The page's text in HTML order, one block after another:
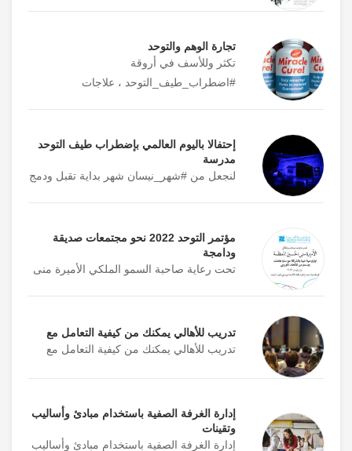
مستشفى جرش الحكومي
مركز الأمراض الصدرية –
مركز صحي شمال مادبا مادبا 8
العسكري
الكرك 9
مديرية الشؤون الصحية
مركز صحي معان الشامل معان
الشامل
تجارة الوهم والتوحد
تكثر وللأسف في أروقة
#اضطراب_طيف_التوحد ، علاجات
إحتفالا باليوم العالمي بإضطراب طيف التوحد
مدرسة
لنجعل من #شهر_نيسان شهر بداية تقبل ودمج
مؤتمر التوحد 2022 نحو مجتمعات صديقة
ودامجة
تحت رعاية صاحبة السمو الملكي الأميرة منى
تدريب للأهالي يمكنك من كيفية التعامل مع
تدريب للأهالي يمكنك من كيفية التعامل مع
إدارة الغرفة الصفية باستخدام مبادئ وأساليب
وتقينات
إدارة الغرفة الصفية باستخدام مبادئ وأساليب